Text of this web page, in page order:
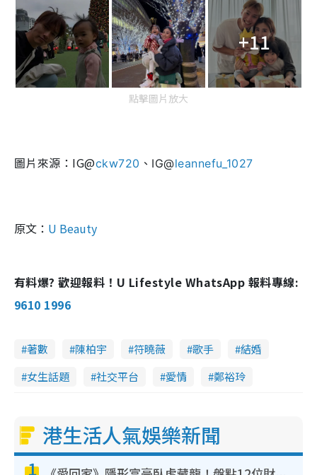
+11
點擊圖片放大
圖片來源：IG@ckw720 、IG@leannefu_1027
原文： U Beauty
有料爆? 歡迎報料！U Lifestyle WhatsApp 報料專線:
9610 1996
著數 陳柏宇 符曉薇 歌手
結婚
女生話題
社交平台 愛情 鄭裕玲
港生活人氣娛樂新聞
1